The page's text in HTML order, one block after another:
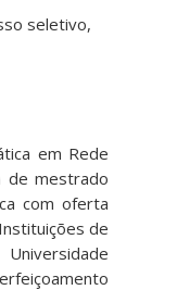
seletivo,
em Rede
de mestrado
com oferta
de